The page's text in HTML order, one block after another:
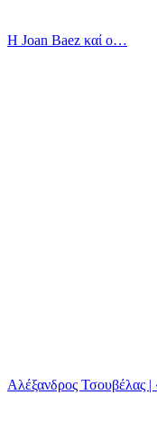
Η Joan Baez καί ο…
Αλέξανδρος Τσουβέλας